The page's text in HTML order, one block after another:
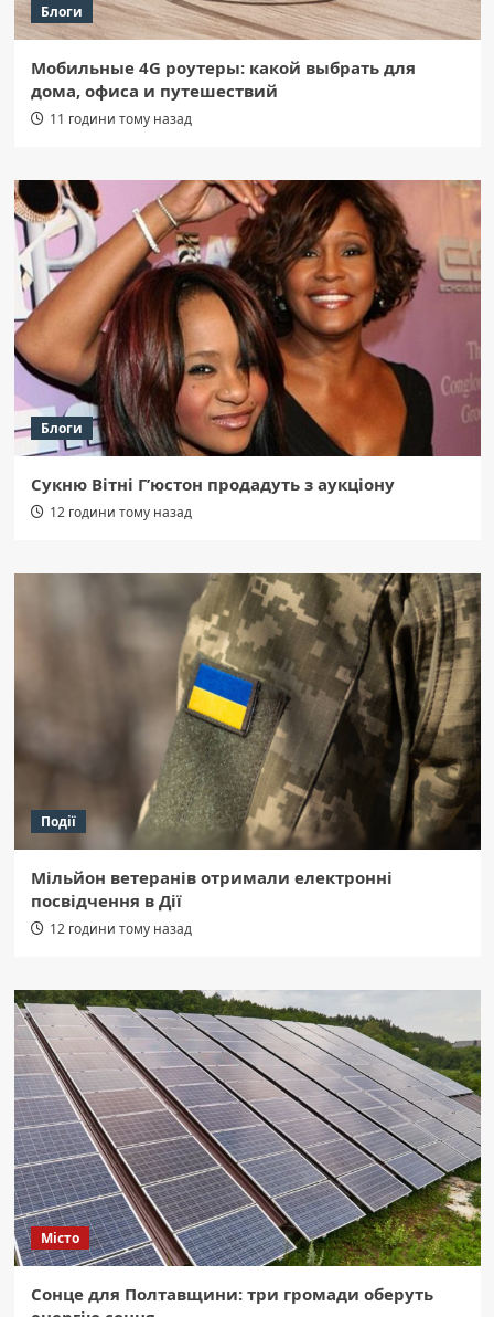
Блоги
Мобильные 4G роутеры: какой выбрать для
дома, офиса и путешествий
11 години тому назад
Блоги
Сукню Вітні Г’юстон продадуть з аукціону
12 години тому назад
Події
Мільйон ветеранів отримали електронні
посвідчення в Дії
12 години тому назад
Місто
Сонце для Полтавщини: три громади оберуть